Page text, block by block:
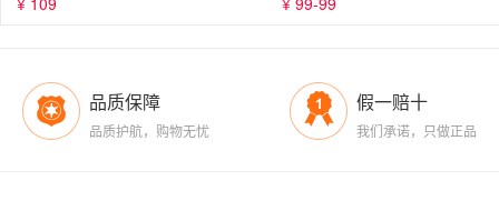
品质保障
品质护航，购物无忧
假一赔十
我们承诺，只做正品